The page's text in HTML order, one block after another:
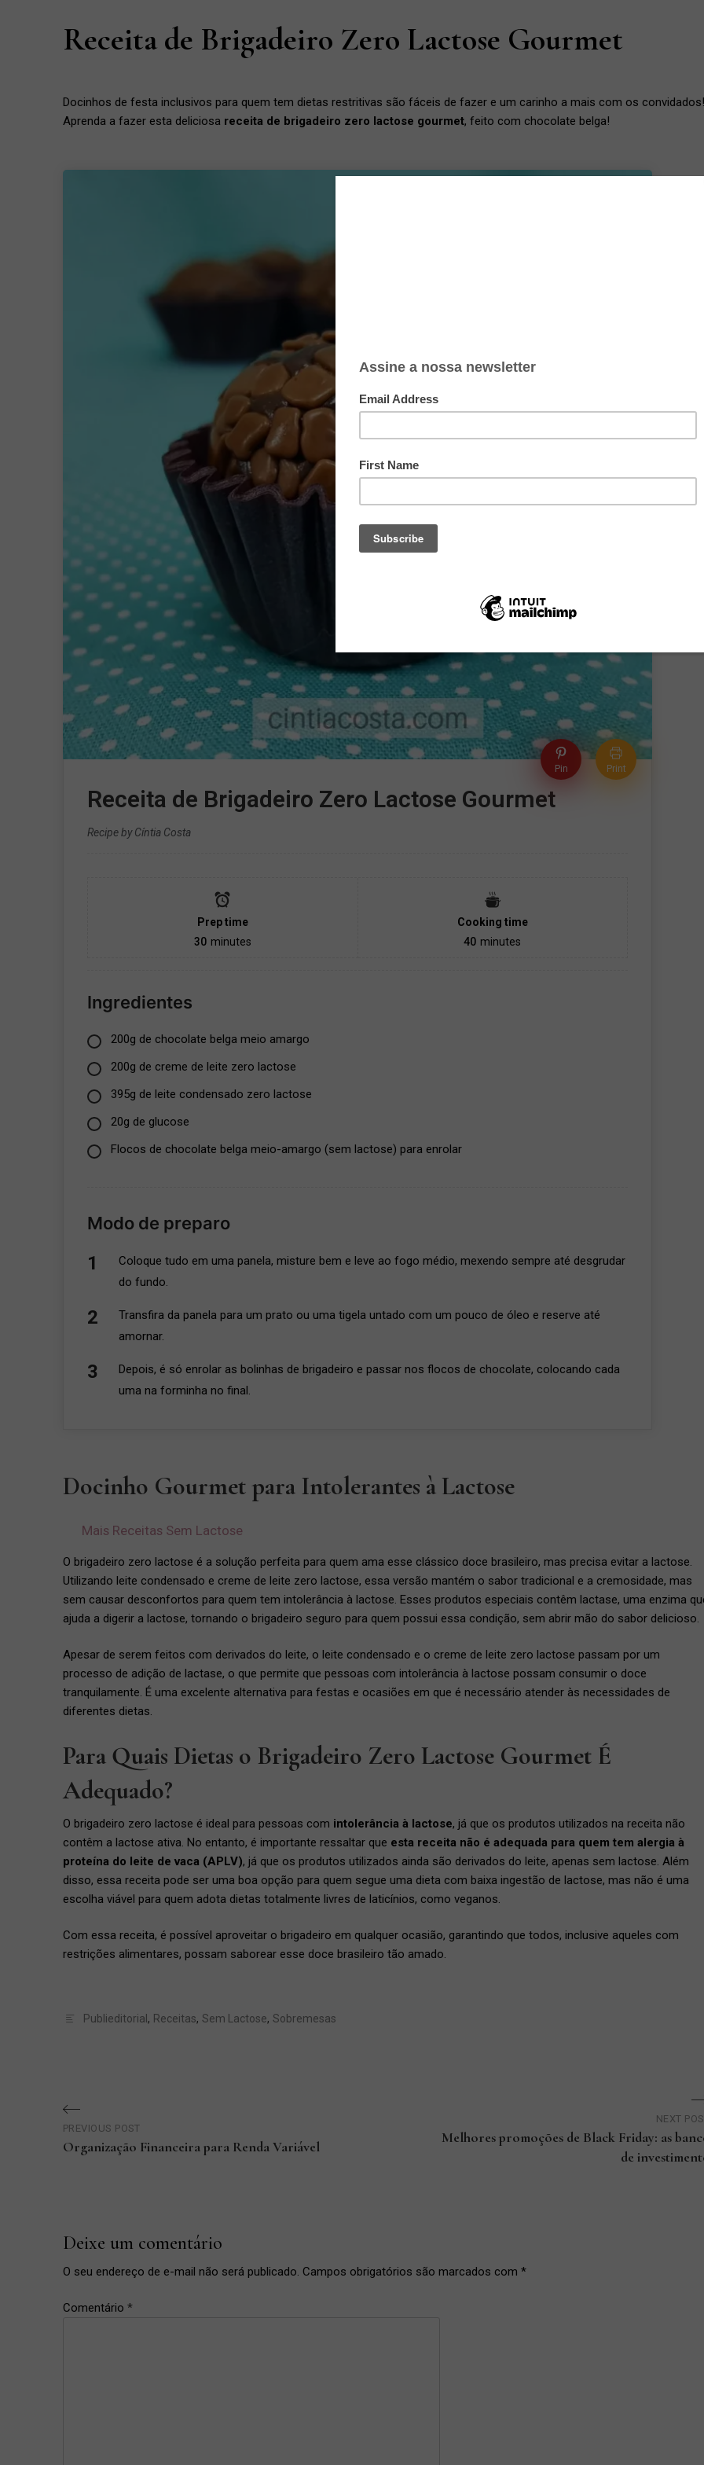
Receita de Brigadeiro Zero Lactose Gourmet
Docinhos de festa inclusivos para quem tem dietas restritivas são fáceis de fazer e um carinho a mais com os convidados!
Aprenda a fazer esta deliciosa receita de brigadeiro zero lactose gourmet, feito com chocolate belga!
Pin Print
Receita de Brigadeiro Zero Lactose Gourmet
Recipe by Cíntia Costa
Prep time
30 minutes
Cooking time
40 minutes
Ingredientes
200g de chocolate belga meio amargo
200g de creme de leite zero lactose
395g de leite condensado zero lactose
20g de glucose
Flocos de chocolate belga meio-amargo (sem lactose) para enrolar
Modo de preparo
Coloque tudo em uma panela, misture bem e leve ao fogo médio, mexendo sempre até desgrudar
do fundo.
Transfira da panela para um prato ou uma tigela untado com um pouco de óleo e reserve até
amornar.
Depois, é só enrolar as bolinhas de brigadeiro e passar nos flocos de chocolate, colocando cada
uma na forminha no final.
Docinho Gourmet para Intolerantes à Lactose
Mais Receitas Sem Lactose
O brigadeiro zero lactose é a solução perfeita para quem ama esse clássico doce brasileiro, mas precisa evitar a lactose.
Utilizando leite condensado e creme de leite zero lactose, essa versão mantém o sabor tradicional e a cremosidade, mas
sem causar desconfortos para quem tem intolerância à lactose. Esses produtos especiais contêm lactase, uma enzima
ajuda a digerir a lactose, tornando o brigadeiro seguro para quem possui essa condição, sem abrir mão do sabor delicioso.
Apesar de serem feitos com derivados do leite, o leite condensado e o creme de leite zero lactose passam por um
processo de adição de lactase, o que permite que pessoas com intolerância à lactose possam consumir o doce
tranquilamente. É uma excelente alternativa para festas e ocasiões em que é necessário atender às necessidades de
diferentes dietas.
Para Quais Dietas o Brigadeiro Zero Lactose Gourmet É
Adequado?
O brigadeiro zero lactose é ideal para pessoas com intolerância à lactose, já que os produtos utilizados na receita não
contêm a lactose ativa. No entanto, é importante ressaltar que esta receita não é adequada para quem tem alergia à
proteína do leite de vaca (APLV), já que os produtos utilizados ainda são derivados do leite, apenas sem lactose. Além
disso, essa receita pode ser uma boa opção para quem segue uma dieta com baixa ingestão de lactose, mas não é uma
escolha viável para quem adota dietas totalmente livres de laticínios, como veganos.
Com essa receita, é possível aproveitar o brigadeiro em qualquer ocasião, garantindo que todos, inclusive aqueles com
restrições alimentares, possam saborear esse doce brasileiro tão amado.
Publieditorial, Receitas, Sem Lactose, Sobremesas
Navegação
PREVIOUS POST
Organização Financeira para Renda Variável
NEXT
Melhores promoções de Black Friday: as
de
Deixe um comentário
O seu endereço de e-mail não será publicado. Campos obrigatórios são marcados com *
Comentário *